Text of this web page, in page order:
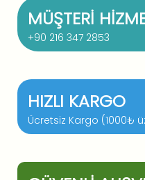
MÜŞTERI
+90 216 347 2853
HIZLI KARGO
Ücretsiz Kargo (1000₺